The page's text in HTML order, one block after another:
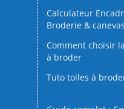
Calculateur
Broderie & canevas
Comment choisir
à broder
Tuto toiles à